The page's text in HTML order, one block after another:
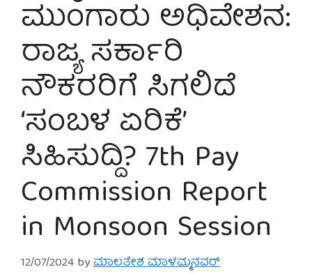
ಮುಂಗಾರು ಅಧಿವೇಶನ:
ರಾಜ್ಯ ಸರ್ಕಾರಿ
ನೌಕರರಿಗೆ ಸಿಗಲಿದೆ
‘ಸಂಬಳ ಏರಿಕೆ’
ಸಿಹಿಸುದ್ದಿ? 7th Pay
Commission Report
in Monsoon Session
12/07/2024 byಮಾಲತೇಶ ಮಾಳಮ್ಮನವರ್